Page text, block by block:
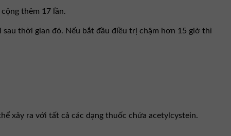
thêm 17 lần.
thời gian đó. Nếu bắt đầu điều trị chậm hơn 15 giờ thì
xảy ra với tất cả các dạng thuốc chứa acetylcystein.